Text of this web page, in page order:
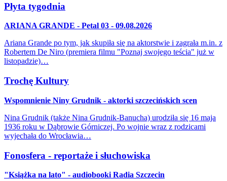
Płyta tygodnia
ARIANA GRANDE - Petal 03 - 09.08.2026
Ariana Grande po tym, jak skupiła się na aktorstwie i zagrała m.in. z
Robertem De Niro (premiera filmu "Poznaj swojego teścia" już w
listopadzie)…
Trochę Kultury
Wspomnienie Niny Grudnik - aktorki szczecińskich scen
Nina Grudnik (także Nina Grudnik-Banucha) urodziła się 16 maja
1936 roku w Dąbrowie Górniczej. Po wojnie wraz z rodzicami
wyjechała do Wrocławia…
Fonosfera - reportaże i słuchowiska
"Książka na lato" - audiobooki Radia Szczecin